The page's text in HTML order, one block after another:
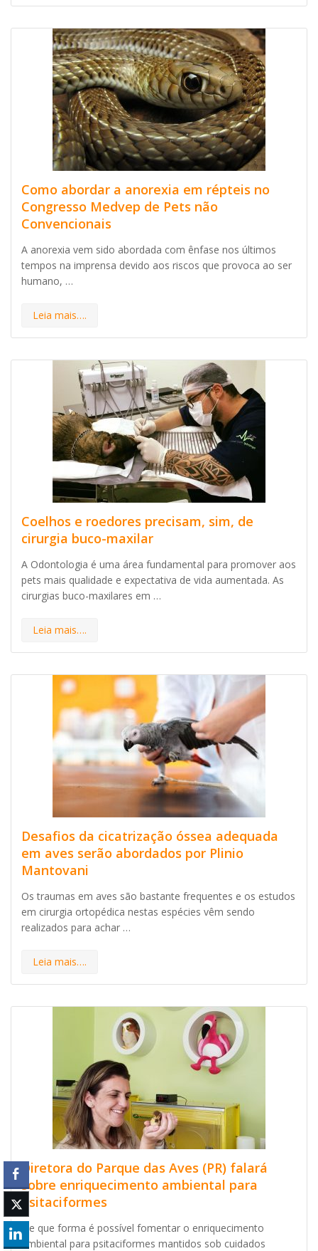
Como abordar a anorexia em répteis no
Congresso Medvep de Pets não
Convencionais
A anorexia vem sido abordada com ênfase nos últimos
tempos na imprensa devido aos riscos que provoca ao ser
humano, …
Leia mais….
Coelhos e roedores precisam, sim, de
cirurgia buco-maxilar
A Odontologia é uma área fundamental para promover aos
pets mais qualidade e expectativa de vida aumentada. As
cirurgias buco-maxilares em …
Leia mais….
Desafios da cicatrização óssea adequada
em aves serão abordados por Plinio
Mantovani
Os traumas em aves são bastante frequentes e os estudos
em cirurgia ortopédica nestas espécies vêm sendo
realizados para achar …
Leia mais….
Diretora do Parque das Aves (PR) falará
sobre enriquecimento ambiental para
psitaciformes
De que forma é possível fomentar o enriquecimento
ambiental para psitaciformes mantidos sob cuidados